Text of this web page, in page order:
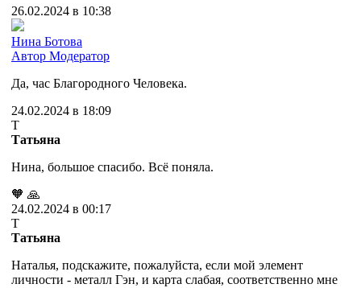
26.02.2024 в 10:38
Нина Ботова
Автор Модератор
Да, час Благородного Человека.
24.02.2024 в 18:09
Т
Татьяна
Нина, большое спасибо. Всё поняла.
🧡 🙏
24.02.2024 в 00:17
Т
Татьяна
Наталья, подскажите, пожалуйста, если мой элемент
личности - металл Гэн, и карта слабая, соответственно мне